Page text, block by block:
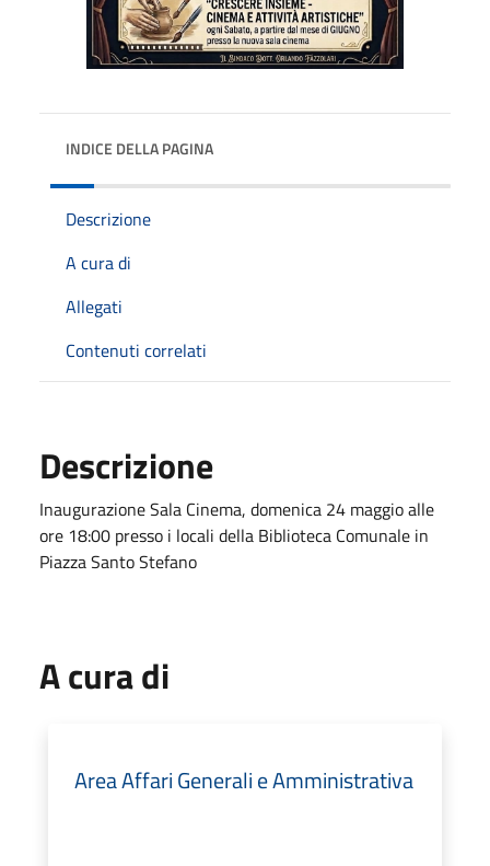
INDICE DELLA PAGINA
Descrizione
A cura di
Allegati
Contenuti correlati
Descrizione
Inaugurazione Sala Cinema, domenica 24 maggio alle
ore 18:00 presso i locali della Biblioteca Comunale in
Piazza Santo Stefano
A cura di
Area Affari Generali e Amministrativa